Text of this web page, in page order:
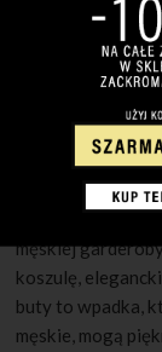
30 MAJA 2022
Jak
Czyste i
męskiej
koszulę,
buty to wpadka,
męskie, mogą